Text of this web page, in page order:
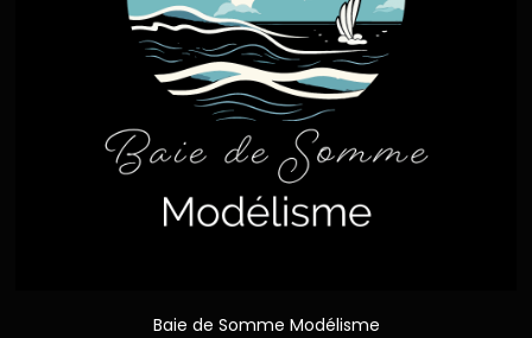
Baie de Somme Modélisme